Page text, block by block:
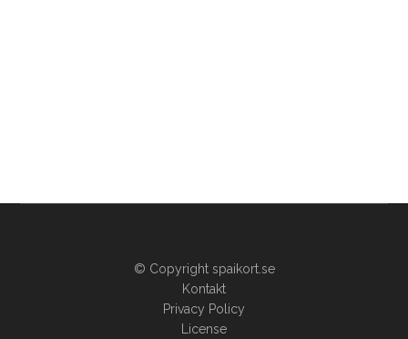
© Copyright spaikort.se
Kontakt
Privacy Policy
License